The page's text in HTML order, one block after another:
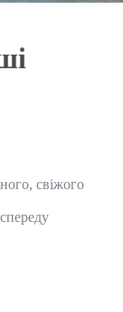
свіжого